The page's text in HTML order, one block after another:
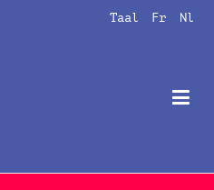
Taal Fr Nl